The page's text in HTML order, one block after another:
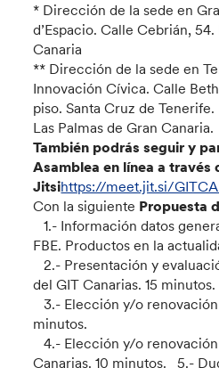
* Dirección de la sede en
d’Espacio. Calle Cebrián,
Canaria
** Dirección de la sede en
Innovación Cívica. Calle
piso. Santa Cruz de Tenerife.
Las Palmas de Gran Canaria.
También podrás seguir y
Asamblea en línea a través
Jitsihttps://meet.jit.si/
Con la siguiente Propuesta
1.- Información datos
FBE. Productos en la
2.- Presentación y
del GIT Canarias. 15 minutos.
3.- Elección y/o renovación
minutos.
4.- Elección y/o
Canarias. 10 minutos. 5.-